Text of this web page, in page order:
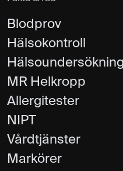
Blodprov
Hälsokontroll
MR Helkropp
Allergitester
NIPT
Vårdtjänster
Markörer